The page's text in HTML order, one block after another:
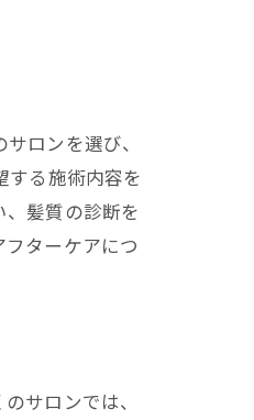
ロンを選び、
する施術内容を
髪質の診断を
ターケアにつ
サロンでは、